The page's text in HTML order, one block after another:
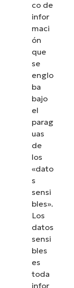
co de
infor
maci
ón
que
se
englo
ba
bajo
el
parag
uas
de
los
«dato
s
sensi
bles».
Los
datos
sensi
bles
es
toda
infor